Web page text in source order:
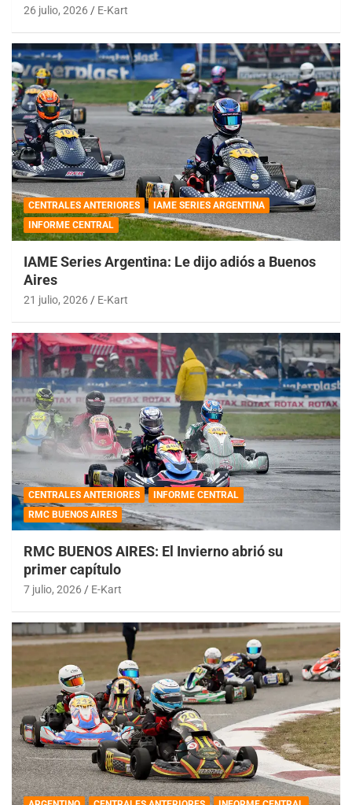
26 julio, 2026 E-Kart
CENTRALES ANTERIORES
IAME SERIES ARGENTINA
INFORME CENTRAL
IAME Series Argentina: Le dijo adiós a Buenos
Aires
21 julio, 2026 E-Kart
CENTRALES ANTERIORES
INFORME CENTRAL
RMC BUENOS AIRES
RMC BUENOS AIRES: El Invierno abrió su
primer capítulo
7 julio, 2026 E-Kart